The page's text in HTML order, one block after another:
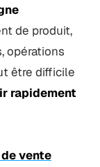
de produit,
opérations
être difficile
rapidement
vente